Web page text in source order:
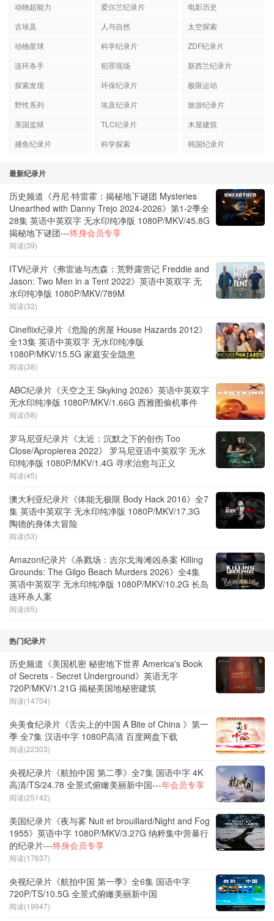
动物超能力
爱尔兰纪录片
电影历史
古埃及
人与自然
太空探索
动物星球
科学纪录片
ZDF纪录片
连环杀手
犯罪现场
新西兰纪录片
探索发现
环保纪录片
极限运动
野性系列
埃及纪录片
旅游纪录片
美国监狱
TLC纪录片
木屋建筑
捕鱼纪录片
科学探索 韩国纪录片
最新纪录片
历史频道《丹尼·特雷霍：揭秘地下谜团 Mysteries
Unearthed with Danny Trejo 2024-2026》第1-2季全
28集 英语中英双字 无水印纯净版 1080P/MKV/45.8G
揭秘地下谜团---终身会员专享
阅读(39)
ITV纪录片《弗雷迪与杰森：荒野露营记 Freddie and
Jason: Two Men in a Tent 2022》英语中英双字 无
水印纯净版 1080P/MKV/789M
阅读(32)
Cineflix纪录片《危险的房屋 House Hazards 2012》
全13集 英语中英双字 无水印纯净版
1080P/MKV/15.5G 家庭安全隐患
阅读(38)
ABC纪录片《天空之王 Skyking 2026》英语中英双字
无水印纯净版 1080P/MKV/1.66G 西雅图偷机事件
阅读(58)
罗马尼亚纪录片《太近：沉默之下的创伤 Too
Close/Apropierea 2022》 罗马尼亚语中英双字 无水
印纯净版 1080P/MKV/1.4G 寻求治愈与正义
阅读(45)
澳大利亚纪录片《体能无极限 Body Hack 2016》全7
集 英语中英双字 无水印纯净版 1080P/MKV/17.3G
陶德的身体大冒险
阅读(53)
Amazon纪录片《杀戮场：吉尔戈海滩凶杀案 Killing
Grounds: The Gilgo Beach Murders 2026》全4集
英语中英双字 无水印纯净版 1080P/MKV/10.2G 长岛
连环杀人案
阅读(65)
热门纪录片
历史频道《美国机密 秘密地下世界 America's Book
of Secrets - Secret Underground》英语无字
720P/MKV/1.21G 揭秘美国地秘密建筑
阅读(14704)
央美食纪录片《舌尖上的中国 A Bite of China 》第一
季 全7集 汉语中字 1080P高清 百度网盘下载
阅读(22303)
央视纪录片《航拍中国 第二季》全7集 国语中字 4K
高清/TS/24.78 全景式俯瞰美丽新中国---年会员专享
阅读(25142)
美国纪录片《夜与雾 Nuit et brouillard/Night and Fog
1955》英语中字 1080P/MKV/3.27G 纳粹集中营暴行
的纪录片---终身会员专享
阅读(17637)
央视纪录片《航拍中国 第一季》全6集 国语中字
720P/TS/10.5G 全景式俯瞰美丽新中国
阅读(19947)